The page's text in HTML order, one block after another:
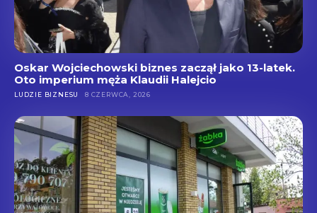
Oskar Wojciechowski biznes zaczął jako 13-latek.
Oto imperium męża Klaudii Halejcio
LUDZIE BIZNESU 8 CZERWCA, 2026